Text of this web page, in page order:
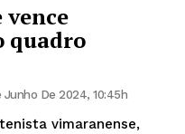
quadro
Junho De 2024, 10:45h
vimaranense,